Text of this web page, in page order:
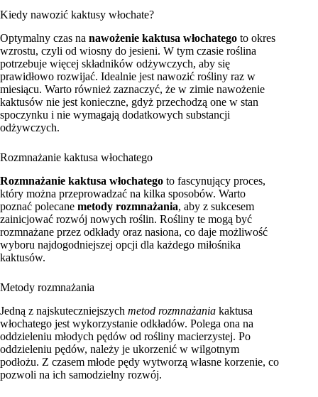
Kiedy nawozić kaktusy włochate?
Optymalny czas na nawożenie kaktusa włochatego to okres
wzrostu, czyli od wiosny do jesieni. W tym czasie roślina
potrzebuje więcej składników odżywczych, aby się
prawidłowo rozwijać. Idealnie jest nawozić rośliny raz w
miesiącu. Warto również zaznaczyć, że w zimie nawożenie
kaktusów nie jest konieczne, gdyż przechodzą one w stan
spoczynku i nie wymagają dodatkowych substancji
odżywczych.
Rozmnażanie kaktusa włochatego
Rozmnażanie kaktusa włochatego to fascynujący proces,
który można przeprowadzać na kilka sposobów. Warto
poznać polecane metody rozmnażania, aby z sukcesem
zainicjować rozwój nowych roślin. Rośliny te mogą być
rozmnażane przez odkłady oraz nasiona, co daje możliwość
wyboru najdogodniejszej opcji dla każdego miłośnika
kaktusów.
Metody rozmnażania
Jedną z najskuteczniejszych metod rozmnażania kaktusa
włochatego jest wykorzystanie odkładów. Polega ona na
oddzieleniu młodych pędów od rośliny macierzystej. Po
oddzieleniu pędów, należy je ukorzenić w wilgotnym
podłożu. Z czasem młode pędy wytworzą własne korzenie, co
pozwoli na ich samodzielny rozwój.